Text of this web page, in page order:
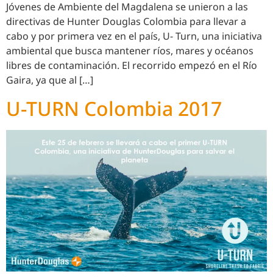
Jóvenes de Ambiente del Magdalena se unieron a las
directivas de Hunter Douglas Colombia para llevar a
cabo y por primera vez en el país, U- Turn, una iniciativa
ambiental que busca mantener ríos, mares y océanos
libres de contaminación. El recorrido empezó en el Río
Gaira, ya que al […]
U-TURN Colombia 2017